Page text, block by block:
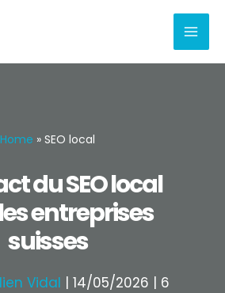
Home » SEO local
du SEO local
entreprises
suisses
Vidal | 14/05/2026 | 6